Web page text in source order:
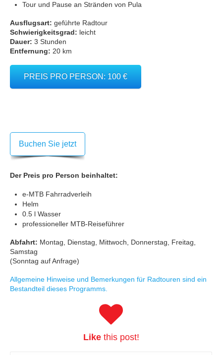
Tour und Pause an Stränden von Pula
Ausflugsart: geführte Radtour
Schwierigkeitsgrad: leicht
Dauer: 3 Stunden
Entfernung: 20 km
PREIS PRO PERSON: 100 €
Buchen Sie jetzt
Der Preis pro Person beinhaltet:
e-MTB Fahrradverleih
Helm
0.5 l Wasser
professioneller MTB-Reiseführer
Abfahrt: Montag, Dienstag, Mittwoch, Donnerstag, Freitag,
Samstag
(Sonntag auf Anfrage)
Allgemeine Hinweise und Bemerkungen für Radtouren sind ein
Bestandteil dieses Programms.
Likethis post!